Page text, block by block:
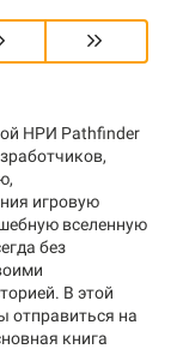
НРИ Pathfinder
игровую
вселенную
без
В этой
отправиться на
книга